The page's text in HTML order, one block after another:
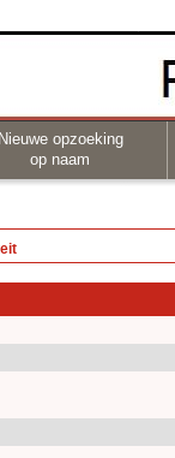
Nieuwe opzoeking
op naam